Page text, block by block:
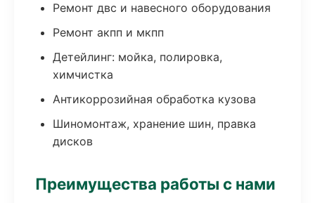
Ремонт двс и навесного оборудования
Ремонт акпп и мкпп
Детейлинг: мойка, полировка,
химчистка
Антикоррозийная обработка кузова
Шиномонтаж, хранение шин, правка
дисков
Преимущества работы с нами